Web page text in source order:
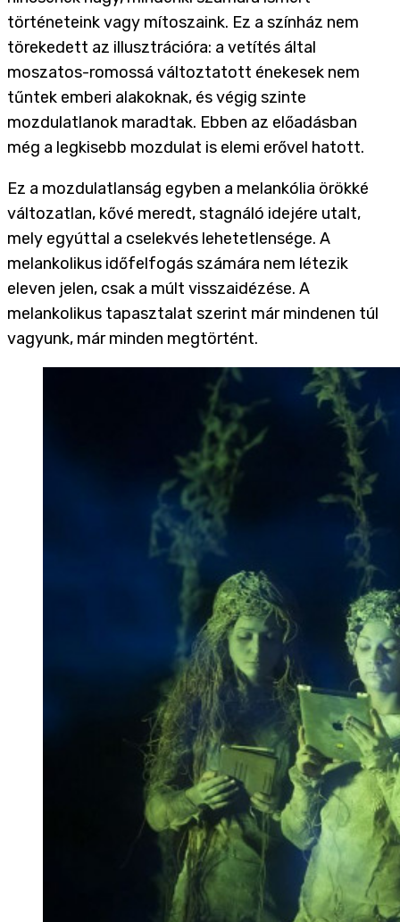
történeteink vagy mítoszaink. Ez a színház nem
törekedett az illusztrációra: a vetítés által
moszatos-romossá változtatott énekesek nem
tűntek emberi alakoknak, és végig szinte
mozdulatlanok maradtak. Ebben az előadásban
még a legkisebb mozdulat is elemi erővel hatott.
Ez a mozdulatlanság egyben a melankólia örökké
változatlan, kővé meredt, stagnáló idejére utalt,
mely egyúttal a cselekvés lehetetlensége. A
melankolikus időfelfogás számára nem létezik
eleven jelen, csak a múlt visszaidézése. A
melankolikus tapasztalat szerint már mindenen túl
vagyunk, már minden megtörtént.